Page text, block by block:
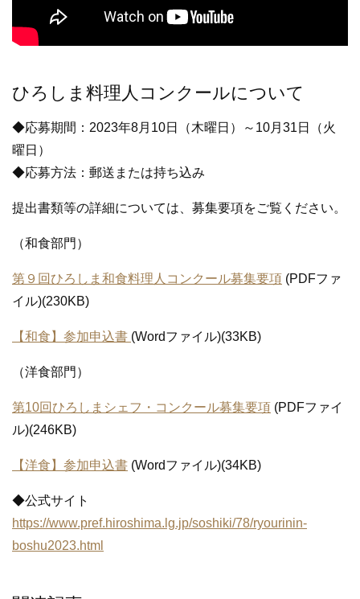
ひろしま料理人コンクールについて
◆応募期間：2023年8月10日（木曜日）～10月31日（火
曜日）
◆応募方法：郵送または持ち込み
提出書類等の詳細については、募集要項をご覧ください。
（和食部門）
第９回ひろしま和食料理人コンクール募集要項 (PDFファ
イル)(230KB)
【和食】参加申込書 (Wordファイル)(33KB)
（洋食部門）
第10回ひろしまシェフ・コンクール募集要項 (PDFファイ
ル)(246KB)
【洋食】参加申込書 (Wordファイル)(34KB)
◆公式サイト
https://www.pref.hiroshima.lg.jp/soshiki/78/ryourinin-
boshu2023.html